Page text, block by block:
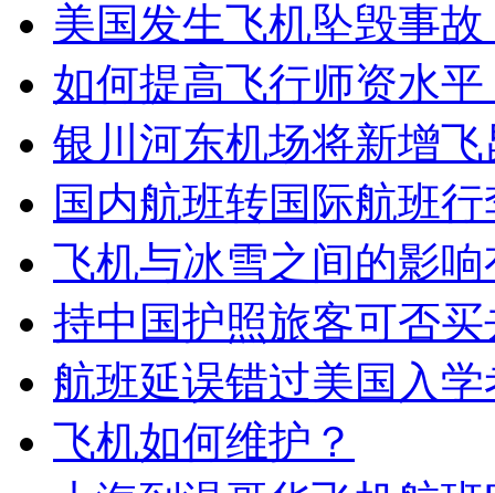
美国发生飞机坠毁事
如何提高飞行师资水平
银川河东机场将新增
国内航班转国际航班
飞机与冰雪之间的影
持中国护照旅客可否
航班延误错过美国入
飞机如何维护？